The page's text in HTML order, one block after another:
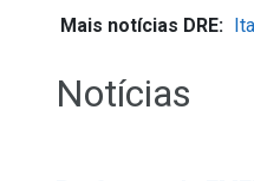
Mais notícias DRE:
Notícias